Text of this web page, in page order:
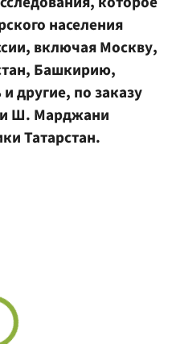
населения
включая Москву,
Башкирию,
другие, по заказу
Ш. Марджани
Татарстан.